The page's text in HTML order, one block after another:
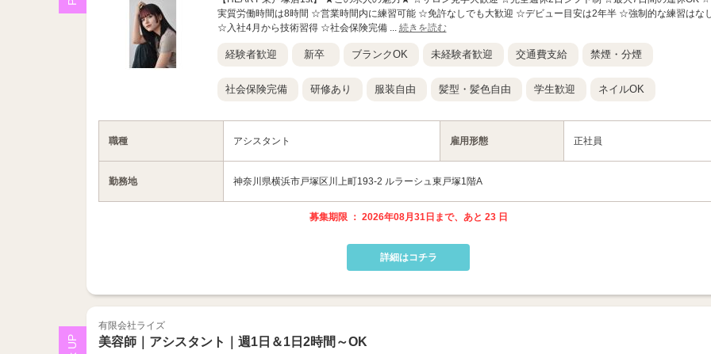
実質労働時間は8時間 ☆営業時間内に練習可能 ☆免許なしでも大歓迎 ☆デビュー目安は2年半 ☆強制的な練習はな
☆入社4月から技術習得 ☆社会保険完備 ... 続きを読む
経験者歓迎 新卒 ブランクOK 未経験者歓迎 交通費支給 禁煙・分煙
社会保険完備 研修あり 服装自由 髪型・髪色自由 学生歓迎 ネイルOK
職種 アシスタント 雇用形態 正社員
勤務地 神奈川県横浜市戸塚区川上町193-2 ルラーシュ東戸塚1階A
募集期限 ： 2026年08月31日まで、あと 23 日
詳細はコチラ
有限会社ライズ
美容師｜アシスタント｜週1日＆1日2時間～OK